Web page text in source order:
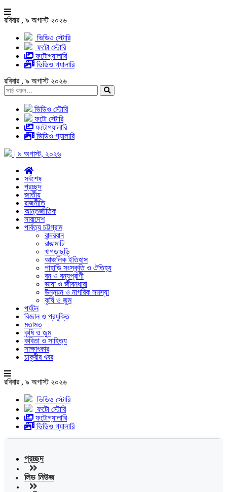
রবিবার , ৯ অগাস্ট ২০২৬
ভিডিও স্টোরি
ফটো স্টোরি
ফটোগ্যালারি
ভিডিও গ্যালারি
রবিবার , ৯ অগাস্ট ২০২৬
ভিডিও স্টোরি
ফটো স্টোরি
ফটোগ্যালারি
ভিডিও গ্যালারি
| ৯ অগাস্ট, ২০২৬
সর্বশেষ
প্রচ্ছদ
জাতীয়
রাজনীতি
আন্তর্জাতিক
সারাদেশ
পার্বত্য চট্টগ্রাম
বান্দরবান
রাঙামাটি
খাগড়াছড়ি
আঞ্চলিক ইতিহাস
পাহাড়ি সংস্কৃতি ও ঐতিহ্য
বন ও বন্যপ্রাণী
ভাষা ও জীবনধারা
উন্নয়ন ও নাগরিক সমস্যা
কৃষি ও জুম
পর্যটন
বিজ্ঞান ও প্রযুক্তি
মতামত
কৃষি ও জুম
কবিতা ও সাহিত্য
সাক্ষাৎকার
চাকুরীর খবর
রবিবার , ৯ অগাস্ট ২০২৬
ভিডিও স্টোরি
ফটো স্টোরি
ফটোগ্যালারি
ভিডিও গ্যালারি
প্রচ্ছদ
লিড নিউজ